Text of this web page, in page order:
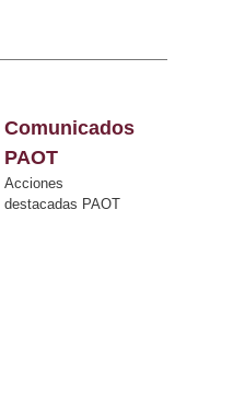
Comunicados
PAOT
Acciones
destacadas PAOT